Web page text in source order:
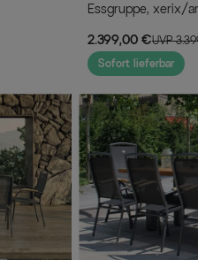
Essgruppe, xerix/
Klappstühle, Tisch
2.399,00 €UVP
Sofort lieferbar